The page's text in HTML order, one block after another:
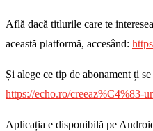
Află dacă titlurile care te
această platformă, accesând:
Și alege ce tip de abonament ți
https://echo.ro/creeaz%C4%83-
Aplicația e disponibilă pe